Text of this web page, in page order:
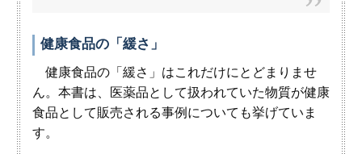
健康食品の「緩さ」
健康食品の「緩さ」はこれだけにとどまりませ
ん。本書は、医薬品として扱われていた物質が健康
食品として販売される事例についても挙げていま
す。